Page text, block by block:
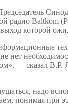
радио Baltkom
которой
нет
— сказал
надо
понимая при